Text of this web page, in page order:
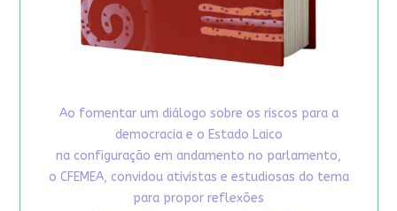
Ao fomentar um diálogo sobre os riscos para a
democracia e o Estado Laico
na configuração em andamento no parlamento,
o CFEMEA, convidou ativistas e estudiosas do tema
para propor reflexões